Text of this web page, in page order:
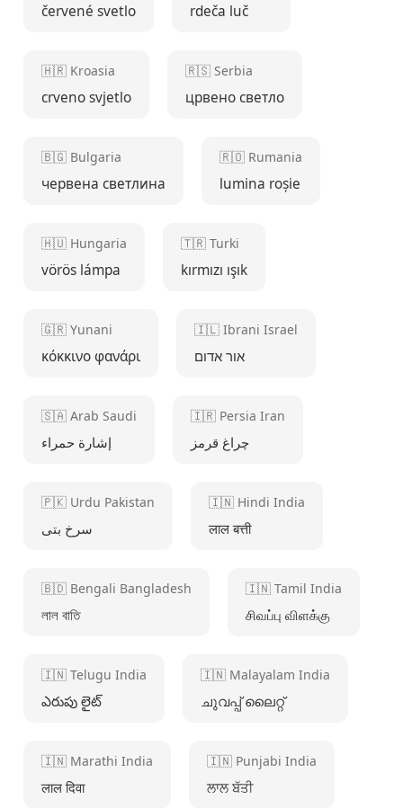
červené svetlo rdeča luč
🇭🇷 Kroasia
crveno svjetlo
🇷🇸 Serbia
црвено светло
🇧🇬 Bulgaria
червена светлина
🇷🇴 Rumania
lumina roșie
🇭🇺 Hungaria
vörös lámpa
🇹🇷 Turki
kırmızı ışık
🇬🇷 Yunani
κόκκινο φανάρι
🇮🇱 Ibrani Israel
אור אדום
🇸🇦 Arab Saudi
إشارة حمراء
🇮🇷 Persia Iran
چراغ قرمز
🇵🇰 Urdu Pakistan
سرخ بتی
🇮🇳 Hindi India
लाल बत्ती
🇧🇩 Bengali Bangladesh
লাল বাতি
🇮🇳 Tamil India
சிவப்பு விளக்கு
🇮🇳 Telugu India
ఎరుపు లైట్
🇮🇳 Malayalam India
ചുവപ്പ് ലൈറ്റ്
🇮🇳 Marathi India
लाल दिवा
🇮🇳 Punjabi India
ਲਾਲ ਬੱਤੀ